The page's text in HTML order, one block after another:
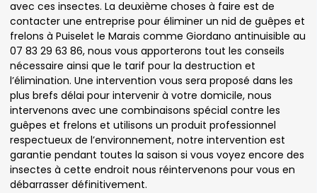
avec ces insectes. La deuxième choses à faire est de
contacter une entreprise pour éliminer un nid de guêpes et
frelons à Puiselet le Marais comme Giordano antinuisible au
07 83 29 63 86, nous vous apporterons tout les conseils
nécessaire ainsi que le tarif pour la destruction et
l’élimination. Une intervention vous sera proposé dans les
plus brefs délai pour intervenir à votre domicile, nous
intervenons avec une combinaisons spécial contre les
guêpes et frelons et utilisons un produit professionnel
respectueux de l’environnement, notre intervention est
garantie pendant toutes la saison si vous voyez encore des
insectes à cette endroit nous réintervenons pour vous en
débarrasser définitivement.